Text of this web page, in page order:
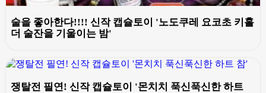
술을 좋아한다!!!! 신작 캡슐토이 '노도쿠레 요코초 키홀
더 술잔을 기울이는 밤'
쟁탈전 필연! 신작 캡슐토이 '몬치치 푹신푹신한 하트